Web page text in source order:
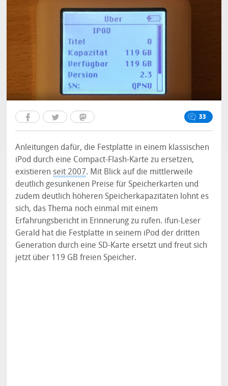
33
Anleitungen dafür, die Festplatte in einem klassischen
iPod durch eine Compact-Flash-Karte zu ersetzen,
existierenseit 2007. Mit Blick auf die mittlerweile
deutlich gesunkenen Preise für Speicherkarten und
zudem deutlich höheren Speicherkapazitäten lohnt es
sich, das Thema noch einmal mit einem
Erfahrungsbericht in Erinnerung zu rufen. ifun-Leser
Gerald hat die Festplatte in seinem iPod der dritten
Generation durch eine SD-Karte ersetzt und freut sich
jetzt über 119 GB freien Speicher.